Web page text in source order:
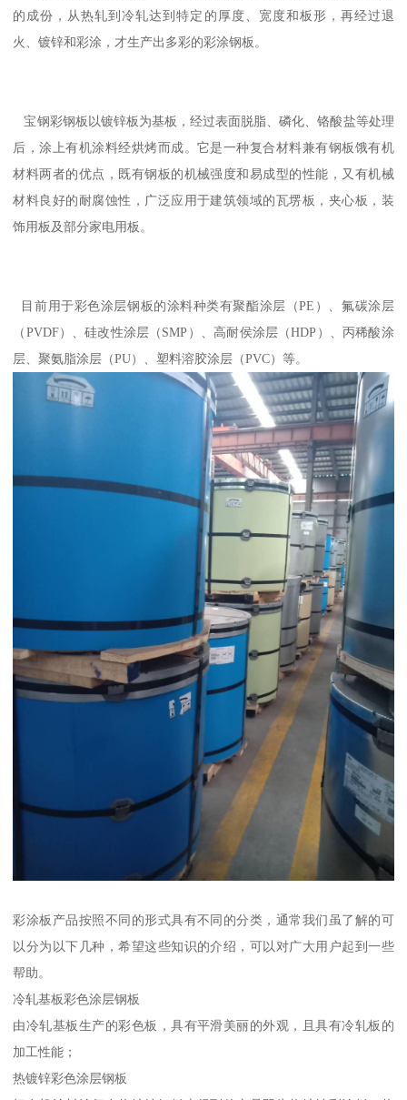
的成份，从热轧到冷轧达到特定的厚度、宽度和板形，再经过退
火、镀锌和彩涂，才生产出多彩的彩涂钢板。
宝钢彩钢板以镀锌板为基板，经过表面脱脂、磷化、铬酸盐等处理
后，涂上有机涂料经烘烤而成。它是一种复合材料兼有钢板饿有机
材料两者的优点，既有钢板的机械强度和易成型的性能，又有机械
材料良好的耐腐蚀性，广泛应用于建筑领域的瓦塄板，夹心板，装
饰用板及部分家电用板。
目前用于彩色涂层钢板的涂料种类有聚酯涂层（PE）、氟碳涂层
（PVDF）、硅改性涂层（SMP）、高耐侯涂层（HDP）、丙稀酸涂
层、聚氨脂涂层（PU）、塑料溶胶涂层（PVC）等。
彩涂板产品按照不同的形式具有不同的分类，通常我们虽了解的可
以分为以下几种，希望这些知识的介绍，可以对广大用户起到一些
帮助。
冷轧基板彩色涂层钢板
由冷轧基板生产的彩色板，具有平滑美丽的外观，且具有冷轧板的
加工性能；
热镀锌彩色涂层钢板